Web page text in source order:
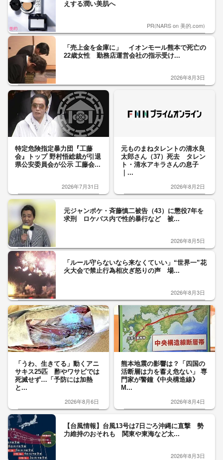
えする潤い美肌へ
PR(NARS on 美的.com)
「売上金を金庫に」 イオンモール熊本で死亡の
22歳女性 勤務店運営会社の指示受け...
2026年8月3日
特定危険指定暴力団『工藤
会』トップ 野村悟総裁が引退
県公安委員会が公示 工藤会...
2026年7月31日
元ものまねタレントの清水良
太郎さん（37）死去 タレン
ト・清水アキラさんの息子
｜...
2026年8月2日
元ジャンポケ・斉藤慎二被告（43）に懲役7年を
求刑 ロケバス内で性的暴行など 被...
2026年8月5日
「ルール守らないなら来なくていい」“世界一”花
火大会で禁止行為相次ぎ怒りの声 場...
2026年8月3日
「うわ、生きてる」動くアニ
サキス25匹 酢やワサビでは
死滅せず…「予防には加熱
と...
2026年8月6日
熊本地震の影響は？「四国の
活断層は力を蓄え危ない」 専
門家が警鐘《中央構造線》
M...
2026年8月4日
【台風情報】台風13号は7日ごろ沖縄に直撃 勢
力維持のおそれも 関東や東海など太...
2026年8月3日